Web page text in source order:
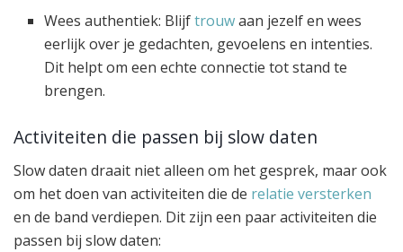
Wees authentiek: Blijftrouwaan jezelf en wees
eerlijk over je gedachten, gevoelens en intenties.
Dit helpt om een echte connectie tot stand te
brengen.
Activiteiten die passen bij slow daten
Slow daten draait niet alleen om het gesprek, maar ook
om het doen van activiteiten die de relatie versterken
en de band verdiepen. Dit zijn een paar activiteiten die
passen bij slow daten: